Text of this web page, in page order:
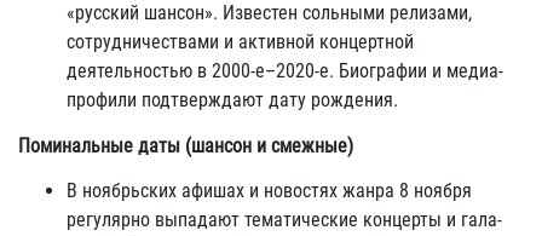
«русский шансон». Известен сольными релизами,
сотрудничествами и активной концертной
деятельностью в 2000-е–2020-е. Биографии и медиа-
профили подтверждают дату рождения.
Поминальные даты (шансон и смежные)
В ноябрьских афишах и новостях жанра 8 ноября
регулярно выпадают тематические концерты и гала-